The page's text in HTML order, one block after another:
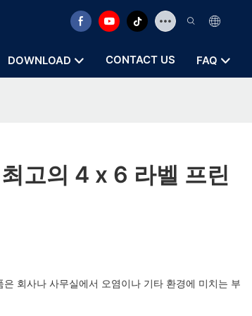
DOWNLOAD CONTACT US FAQ
고의 4 x 6 라벨 프린
회사나 사무실에서 오염이나 기타 환경에 미치는 부